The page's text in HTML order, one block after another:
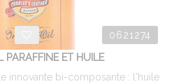
0621274
PARAFFINE ET HUILE
innovante bi-composante : l'huile